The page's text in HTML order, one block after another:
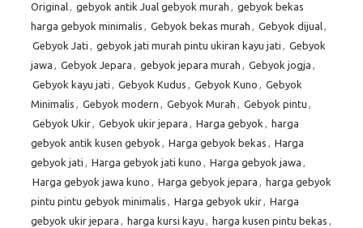
Original, gebyok antik Jual gebyok murah , gebyok bekas
harga gebyok minimalis , Gebyok bekas murah , Gebyok dijual,
Gebyok Jati , gebyok jati murah pintu ukiran kayu jati , Gebyok
jawa , Gebyok Jepara , gebyok jepara murah , Gebyok jogja ,
Gebyok kayu jati , Gebyok Kudus , Gebyok Kuno , Gebyok
Minimalis , Gebyok modern , Gebyok Murah , Gebyok pintu ,
Gebyok Ukir, Gebyok ukir jepara , Harga gebyok , harga
gebyok antik kusen gebyok , Harga gebyok bekas , Harga
gebyok jati , Harga gebyok jati kuno , Harga gebyok jawa ,
Harga gebyok jawa kuno , Harga gebyok jepara , harga gebyok
pintu pintu gebyok minimalis , Harga gebyok ukir, Harga
gebyok ukir jepara , harga kursi kayu , harga kusen pintu bekas ,